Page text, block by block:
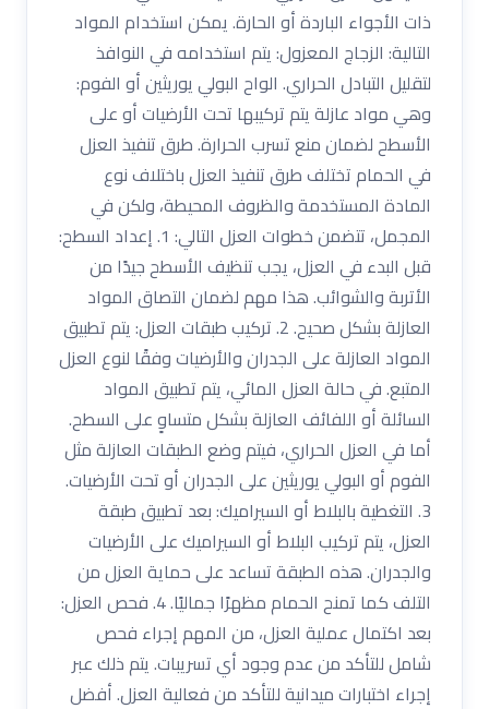
ذات الأجواء الباردة أو الحارة. يمكن استخدام المواد
التالية: الزجاج المعزول: يتم استخدامه في النوافذ
لتقليل التبادل الحراري. الواح البولي يوريثين أو الفوم:
وهي مواد عازلة يتم تركيبها تحت الأرضيات أو على
الأسطح لضمان منع تسرب الحرارة. طرق تنفيذ العزل
في الحمام تختلف طرق تنفيذ العزل باختلاف نوع
المادة المستخدمة والظروف المحيطة، ولكن في
المجمل، تتضمن خطوات العزل التالي: 1. إعداد السطح:
قبل البدء في العزل، يجب تنظيف الأسطح جيدًا من
الأتربة والشوائب. هذا مهم لضمان التصاق المواد
العازلة بشكل صحيح. 2. تركيب طبقات العزل: يتم تطبيق
المواد العازلة على الجدران والأرضيات وفقًا لنوع العزل
المتبع. في حالة العزل المائي، يتم تطبيق المواد
السائلة أو اللفائف العازلة بشكل متساوٍ على السطح.
أما في العزل الحراري، فيتم وضع الطبقات العازلة مثل
الفوم أو البولي يوريثين على الجدران أو تحت الأرضيات.
3. التغطية بالبلاط أو السيراميك: بعد تطبيق طبقة
العزل، يتم تركيب البلاط أو السيراميك على الأرضيات
والجدران. هذه الطبقة تساعد على حماية العزل من
التلف كما تمنح الحمام مظهرًا جماليًا. 4. فحص العزل:
بعد اكتمال عملية العزل، من المهم إجراء فحص
شامل للتأكد من عدم وجود أي تسريبات. يتم ذلك عبر
إجراء اختبارات ميدانية للتأكد من فعالية العزل. أفضل